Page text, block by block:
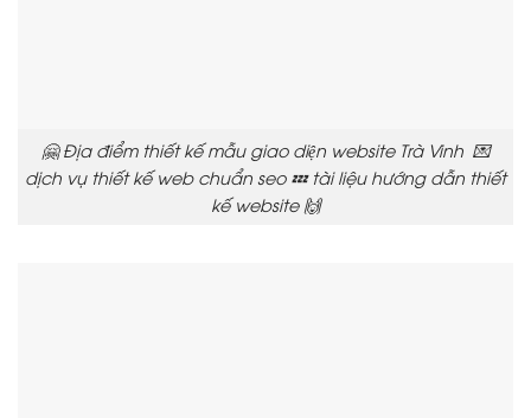
🤗 Địa điểm thiết kế mẫu giao diện website Trà Vinh 💌
dịch vụ thiết kế web chuẩn seo 💤 tài liệu hướng dẫn thiết
kế website 🙌